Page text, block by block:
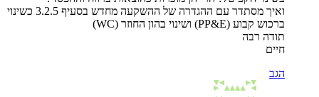
ואיך מסתדר עם ההגדרה של ההשקעה מחדש בסעיף 3.2.5 כשינוי
ברכוש קבוע (PP&E) ושינוי בהון החוזר (WC)
תודה רבה
חיים
הגב